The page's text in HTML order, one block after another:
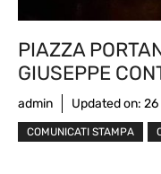
PIAZZA
GIUSEPPE
admin Updated on: 26
COMUNICATI STAMPA